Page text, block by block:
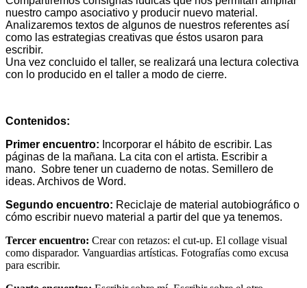
nuestro campo asociativo y producir nuevo material.
Analizaremos textos de algunos de nuestros referentes así
como las estrategias creativas que éstos usaron para
escribir.
Una vez concluido el taller, se realizará una lectura colectiva
con lo producido en el taller a modo de cierre.
Contenidos:
Primer encuentro: Incorporar el hábito de escribir. Las
páginas de la mañana. La cita con el artista. Escribir a
mano. Sobre tener un cuaderno de notas. Semillero de
ideas. Archivos de Word.
Segundo encuentro: Reciclaje de material autobiográfico o
cómo escribir nuevo material a partir del que ya tenemos.
Tercer encuentro: Crear con retazos: el cut-up. El collage visual
como disparador. Vanguardias artísticas. Fotografías como excusa
para escribir.